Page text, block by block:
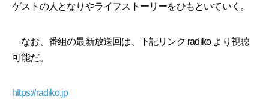
ゲストの人となりやライフストーリーをひもといていく。
なお、番組の最新放送回は、下記リンク radiko より視聴
可能だ。
https://radiko.jp